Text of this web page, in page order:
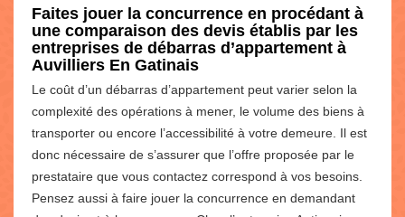
Faites jouer la concurrence en procédant à
une comparaison des devis établis par les
entreprises de débarras d’appartement à
Auvilliers En Gatinais
Le coût d’un débarras d’appartement peut varier selon la
complexité des opérations à mener, le volume des biens à
transporter ou encore l’accessibilité à votre demeure. Il est
donc nécessaire de s’assurer que l’offre proposée par le
prestataire que vous contactez correspond à vos besoins.
Pensez aussi à faire jouer la concurrence en demandant